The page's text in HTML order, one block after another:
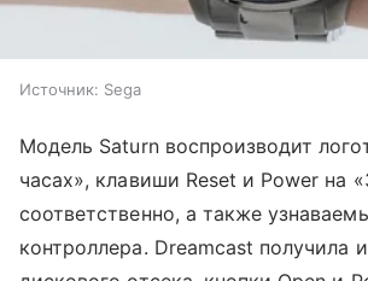
Источник: Sega
Модель Saturn воспроизводит
часах», клавиши Reset и Power на
соответственно, а также
контроллера. Dreamcast получила